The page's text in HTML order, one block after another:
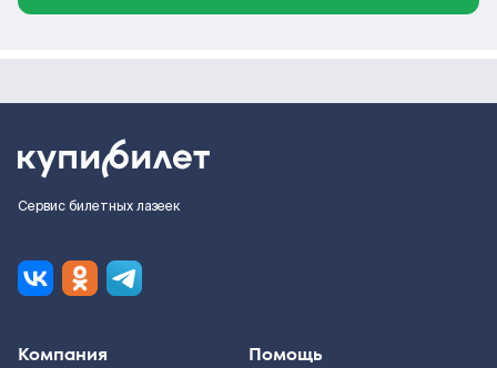
Сервис билетных лазеек
Компания Помощь